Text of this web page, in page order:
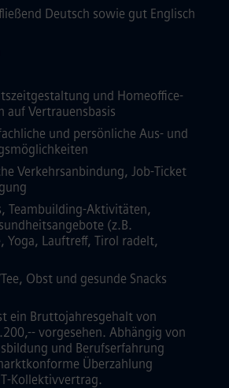
Deutsch sowie gut Englisch
und Homeoffice-
auf Vertrauensbasis
und persönliche Aus- und
Verkehrsanbindung, Job-Ticket
Teambuilding-Aktivitäten,
(z.B.
Yoga, Lauftreff, Tirol radelt,
Obst und gesunde Snacks
ein Bruttojahresgehalt von
vorgesehen. Abhängig von
und Berufserfahrung
Überzahlung
Kollektivvertrag.